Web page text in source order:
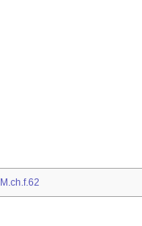
M.ch.f.62